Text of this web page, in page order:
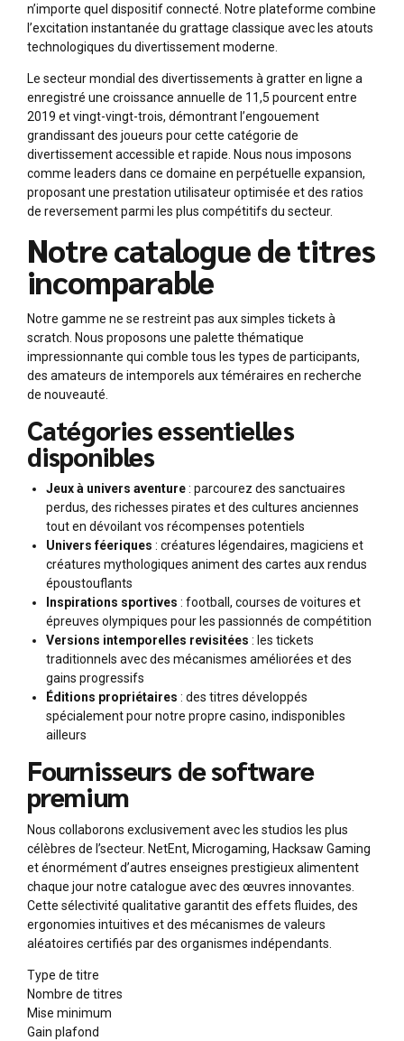
n’importe quel dispositif connecté. Notre plateforme combine
l’excitation instantanée du grattage classique avec les atouts
technologiques du divertissement moderne.
Le secteur mondial des divertissements à gratter en ligne a
enregistré une croissance annuelle de 11,5 pourcent entre
2019 et vingt-vingt-trois, démontrant l’engouement
grandissant des joueurs pour cette catégorie de
divertissement accessible et rapide. Nous nous imposons
comme leaders dans ce domaine en perpétuelle expansion,
proposant une prestation utilisateur optimisée et des ratios
de reversement parmi les plus compétitifs du secteur.
Notre catalogue de titres
incomparable
Notre gamme ne se restreint pas aux simples tickets à
scratch. Nous proposons une palette thématique
impressionnante qui comble tous les types de participants,
des amateurs de intemporels aux téméraires en recherche
de nouveauté.
Catégories essentielles
disponibles
Jeux à univers aventure: parcourez des sanctuaires
perdus, des richesses pirates et des cultures anciennes
tout en dévoilant vos récompenses potentiels
Univers féeriques : créatures légendaires, magiciens et
créatures mythologiques animent des cartes aux rendus
époustouflants
Inspirations sportives : football, courses de voitures et
épreuves olympiques pour les passionnés de compétition
Versions intemporelles revisitées : les tickets
traditionnels avec des mécanismes améliorées et des
gains progressifs
Éditions propriétaires : des titres développés
spécialement pour notre propre casino, indisponibles
ailleurs
Fournisseurs de software
premium
Nous collaborons exclusivement avec les studios les plus
célèbres de l’secteur. NetEnt, Microgaming, Hacksaw Gaming
et énormément d’autres enseignes prestigieux alimentent
chaque jour notre catalogue avec des œuvres innovantes.
Cette sélectivité qualitative garantit des effets fluides, des
ergonomies intuitives et des mécanismes de valeurs
aléatoires certifiés par des organismes indépendants.
Type de titre
Nombre de titres
Mise minimum
Gain plafond